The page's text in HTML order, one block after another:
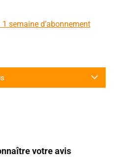
semaine d’abonnement
votre avis